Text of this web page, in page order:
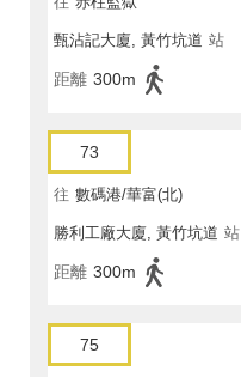
甄沾記大廈, 黃竹坑道 站
距離 300m
73
往 數碼港/華富(北)
勝利工廠大廈, 黃竹坑道 站
距離 300m
75